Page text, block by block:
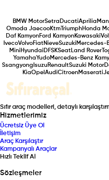
BMW MotorSetra DucatiAprilia
Omoda JaecooKtmTriumphHonda
Daf KamyonFord KamyonKawasaki
IvecoVolvoFiatNieveSuzuki Mercedes-
Mini Hyundai DFSKSeatLand Rover
YamahaYudoMercedes-Benz
Ssangyong IsuzuRenaultSuzuki Motor
KiaOpel AudiCitroenMaserati
Sıfır araç modelleri, detaylı
Hizmetlerimiz
Ücretsiz Üye Ol
İletişim
Araç Karşılaştır
Kampanyalı Araçlar
Hızlı Teklif Al
Sözleşmeler